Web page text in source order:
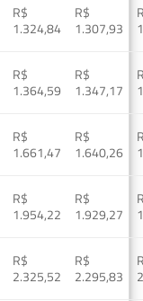
R$
1.324,84
R$
1.307,93
R$
1.364,59
R$
1.347,17
R$
1.661,47
R$
1.640,26
R$
1.954,22
R$
1.929,27
R$
2.325,52
R$
2.295,83